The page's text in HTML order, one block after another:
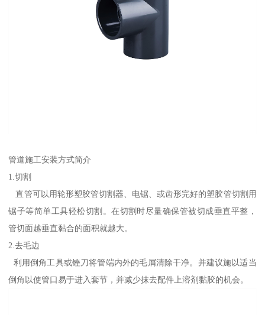
管道施工安装方式简介
1.切割
直管可以用轮形塑胶管切割器、电锯、或齿形完好的塑胶管切割用
锯子等简单工具轻松切割。在切割时尽量确保管被切成垂直平整，
管切面越垂直黏合的面积就越大。
2.去毛边
利用倒角工具或锉刀将管端内外的毛屑清除干净。并建议施以适当
倒角以使管口易于进入套节，并减少抹去配件上溶剂黏胶的机会。